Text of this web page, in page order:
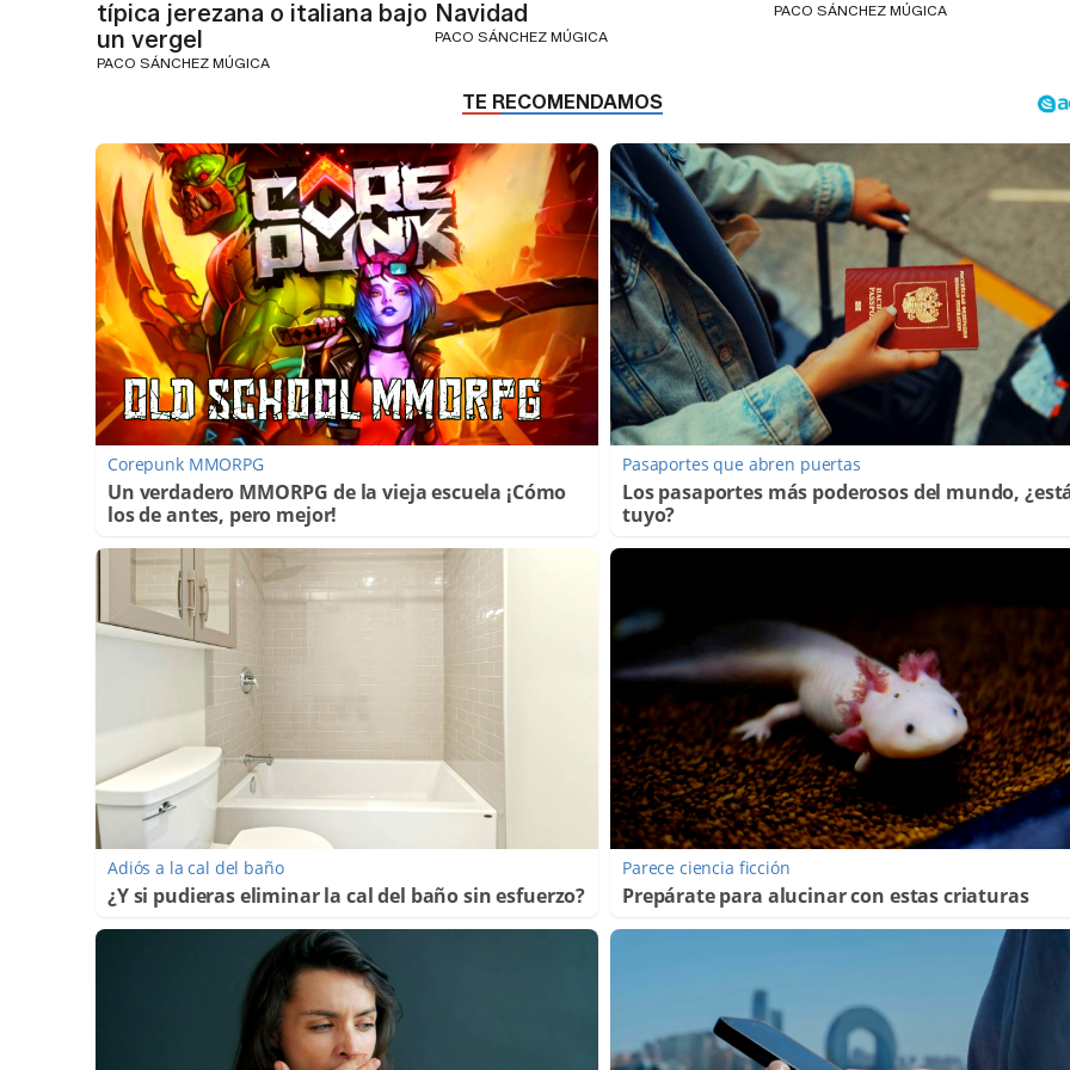
típica jerezana o italiana bajo
un vergel
PACO SÁNCHEZ MÚGICA
Navidad
PACO SÁNCHEZ MÚGICA
PACO SÁNCHEZ MÚGICA
Corepunk MMORPG
Un verdadero MMORPG de la vieja escuela ¡Cómo
los de antes, pero mejor!
Pasaportes que abren puertas
Los pasaportes más poderosos del mundo,
tuyo?
Adiós a la cal del baño
¿Y si pudieras eliminar la cal del baño sin esfuerzo?
Parece ciencia ficción
Prepárate para alucinar con estas criaturas